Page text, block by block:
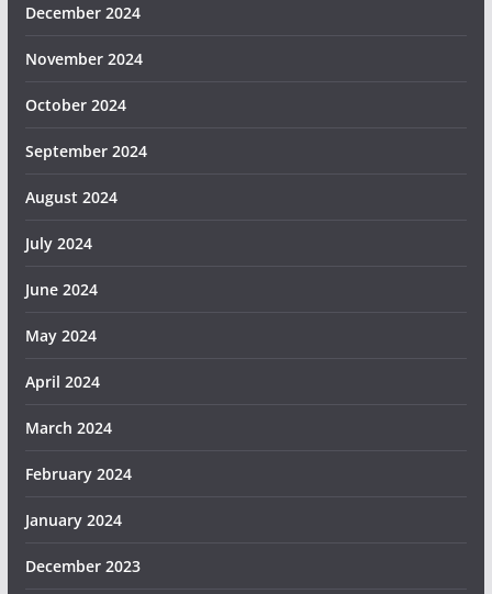
December 2024
November 2024
October 2024
September 2024
August 2024
July 2024
June 2024
May 2024
April 2024
March 2024
February 2024
January 2024
December 2023